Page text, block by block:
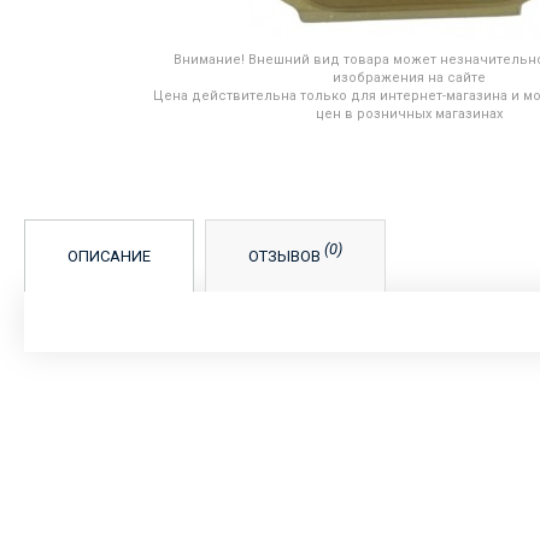
Внимание! Внешний вид товара может
изображения на сайте
Цена действительна только для интернет-магазина и
цен в розничных магазинах
ОПИСАНИЕ ОТЗЫВОВ (0)